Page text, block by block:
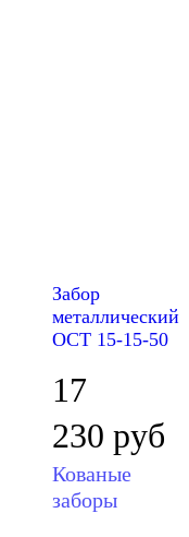
Забор
металлический
ОСТ 15-15-50
17
230 руб
Кованые
заборы